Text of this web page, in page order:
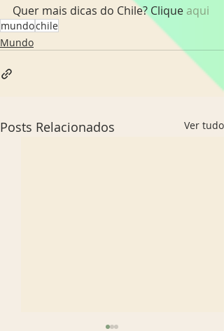
Quer mais dicas do Chile? Clique aqui
mundochile
Mundo
Posts Relacionados Ver tudo